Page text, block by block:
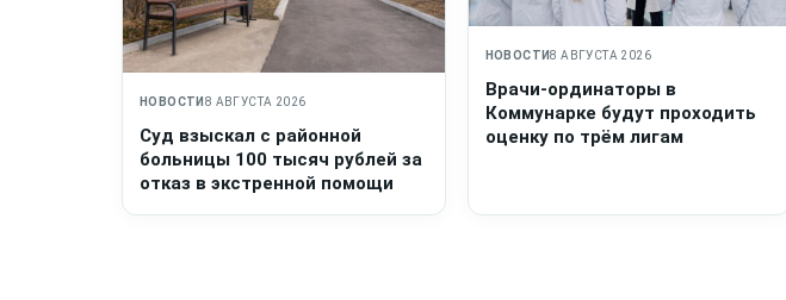
НОВОСТИ 8 АВГУСТА 2026
Суд взыскал с районной
больницы 100 тысяч рублей за
отказ в экстренной помощи
НОВОСТИ8 АВГУСТА 2026
Врачи-ординаторы в
Коммунарке будут проходить
оценку по трём лигам